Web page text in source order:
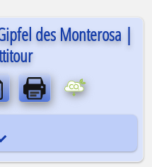
des Monterosa |